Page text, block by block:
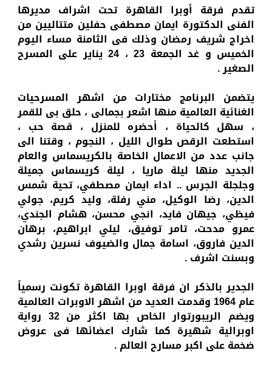
تقدم فرقة أوبرا القاهرة تحت اشراف مديرها
الفنى الدكتورة ايمان مصطفى حفلين متتاليين من
اخراج شريف رمضان وذلك فى الثامنة مساء اليوم
الخميس و غد الجمعة 23 ، 24 يناير على المسرح
الصغير .
يتضمن البرنامج مختارات من اشهر المسرحيات
الغنائية العالمية منها اشعر بجمالى ، حلق بى للقمر
، سهل كالحياة ، أحضره للمنزل ، قصة حب ،
استطعت الرقص طوال الليل ، النجوم ، وقتنا الى
جانب عدد من الاعمال الخاصة بالكريسماس والعام
الجديد منها ليلة ماريا ، ليلة كريسماس جميلة
وجلجلة الجرس .. اداء ايمان مصطفي، تحية شمس
الدين، رضا الوكيل، مني رفلة، وليد كريم، جولي
فيظي، جيهان فايد، انجي محسن، هشام الجندي،
عمرو مدحت، تامر توفيق، ليلي ابراهيم، برهان
الدين فاروق، اسامة جمال والضيوف نسرين رشدي
وبسنت اشرف.
الجدير بالذكر ان فرقة اوبرا القاهرة تكونت رسمياً
عام 1964 وقدمت العديد من اشهر الاوبرات العالمية
ويضم الريبورتوار الخاص بها اكثر من 32 رواية
اوبرالية شهيرة كما شارك اعضائها فى عروض
ضخمة على اكبر مسارح العالم .